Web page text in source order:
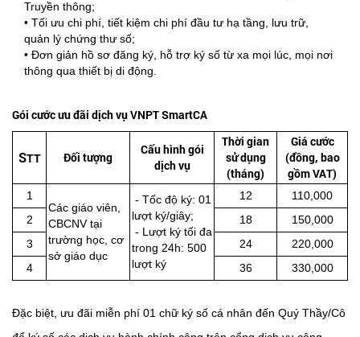
Truyền thông;
• Tối ưu chi phí, tiết kiệm chi phí đầu tư hạ tầng, lưu trữ,
quản lý chứng thư số;
• Đơn giản hồ sơ đăng ký, hỗ trợ ký số từ xa mọi lúc, mọi nơi
thông qua thiết bị di động.
Gói cước ưu đãi dịch vụ VNPT SmartCA
STT Đối tượng
Cấu hình gói
dịch vụ
Thời gian
sử dụng
(tháng)
Giá cước
(đồng, bao
gồm VAT)
1
Các giáo viên,
CBCNV tại
trường học, cơ
sở giáo dục
- Tốc độ ký: 01
lượt ký/giây;
- Lượt ký tối đa
trong 24h: 500
lượt ký
12
110,000
2
18
150,000
3
24
220,000
4
36 330,000
Đặc biệt, ưu đãi miễn phí 01 chữ ký số cá nhân đến Quý Thầy/Cô